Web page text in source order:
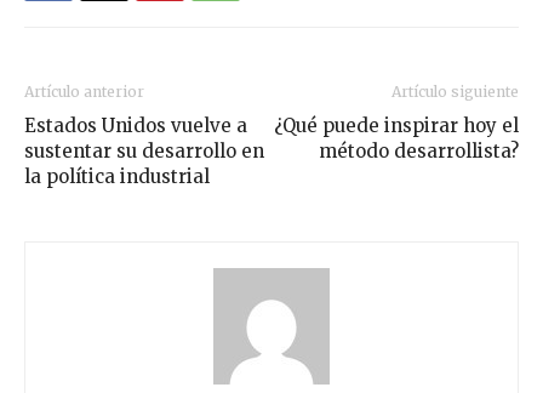
Artículo anterior
Estados Unidos vuelve a
sustentar su desarrollo en
la política industrial
Artículo siguiente
¿Qué puede inspirar hoy el
método desarrollista?